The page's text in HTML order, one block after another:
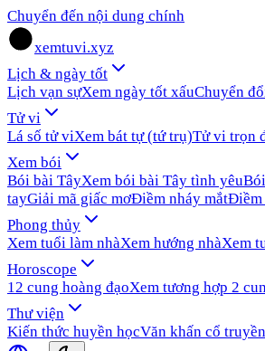
Chuyển đến nội dung chính
xemtuvi.xyz
Lịch & ngày tốt
Lịch vạn sựXem ngày tốt xấuChuyển
Tử vi
Lá số tử viXem bát tự (tứ trụ)Tử vi trọn
Xem bói
Bói bài TâyXem bói bài Tây tình yêu
tayGiải mã giấc mơĐiềm nháy mắtĐiềm
Phong thủy
Xem tuổi làm nhàXem hướng nhàXem
Horoscope
12 cung hoàng đạoXem tương hợp 2
Thư viện
Kiến thức huyền họcVăn khấn cổ truyền